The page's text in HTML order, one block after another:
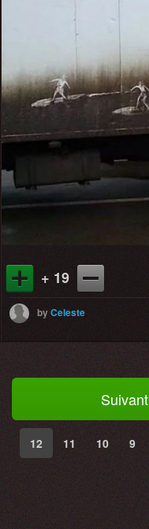
+ 19
byCeleste
Suivant
12 11 10 9